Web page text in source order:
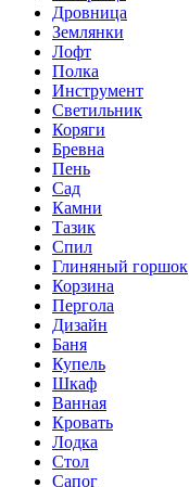
Дровница
Землянки
Лофт
Полка
Инструмент
Светильник
Коряги
Бревна
Пень
Сад
Камни
Тазик
Спил
Глиняный горшок
Корзина
Пергола
Дизайн
Баня
Купель
Шкаф
Ванная
Кровать
Лодка
Стол
Сапог